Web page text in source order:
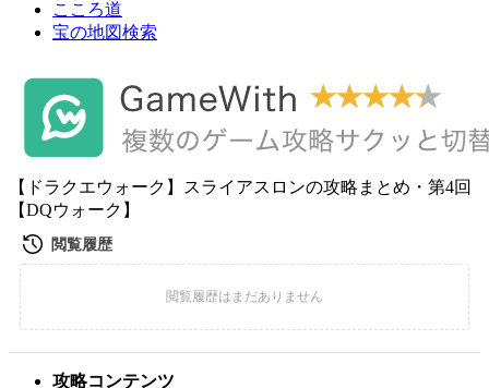
こころ道
宝の地図検索
【ドラクエウォーク】スライアスロンの攻略まとめ・第4回
【DQウォーク】
攻略コンテンツ